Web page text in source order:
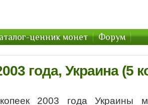
ценник монет Форум
года, Украина (5
2003 года Украины